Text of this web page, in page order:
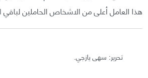
هذا العامل أعلى من الاشخاص الحاملين لباقي
تحرير: سهى يازجي.